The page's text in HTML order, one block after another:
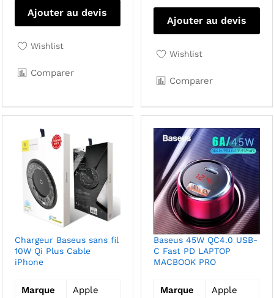
Ajouter au devis
Wishlist
Comparer
Ajouter au devis
Wishlist
Comparer
Chargeur Baseus sans fil
10W Qi Plus Cable
iPhone
Marque Apple
Baseus 45W QC4.0 USB-
C Fast PD LAPTOP
MACBOOK PRO
Marque Apple